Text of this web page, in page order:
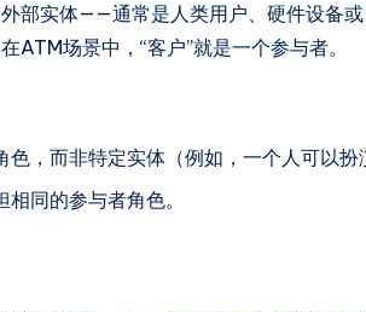
部实体——通常是人类用户、硬件设备
ATM场景中，“客户”就是一个参与者。
色，而非特定实体（例如，一个人可以扮
同的参与者角色。